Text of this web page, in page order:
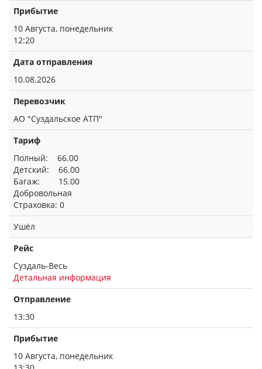
Прибытие
10 Августа, понедельник
12:20
Дата отправления
10.08.2026
Перевозчик
АО "Суздальское АТП"
Тариф
Полный: 66.00
Детский: 66.00
Багаж: 15.00
Добровольная
Страховка: 0
Ушёл
Рейс
Суздаль-Весь
Детальная информация
Отправление
13:30
Прибытие
10 Августа, понедельник